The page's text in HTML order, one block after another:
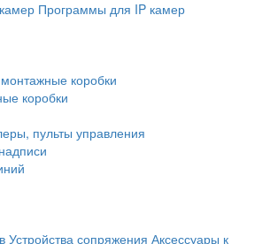
Программы для IP камер
коробки
коробки
пульты управления
Устройства сопряжения Аксессуары к